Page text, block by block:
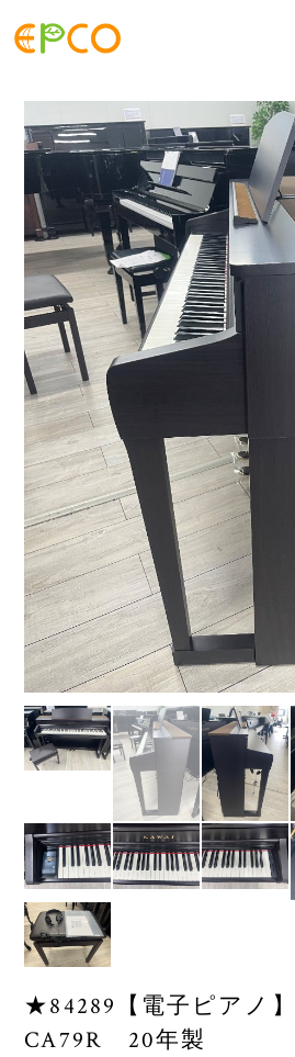
★84289【電子ピアノ
CA79R 20年製